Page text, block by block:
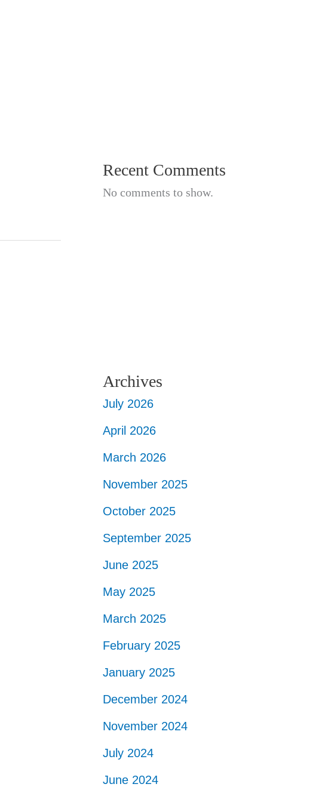
Recent Comments
No comments to show.
Archives
July 2026
April 2026
March 2026
November 2025
October 2025
September 2025
June 2025
May 2025
March 2025
February 2025
January 2025
December 2024
November 2024
July 2024
June 2024